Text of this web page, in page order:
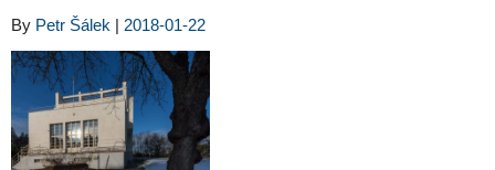
By Petr Šálek | 2018-01-22